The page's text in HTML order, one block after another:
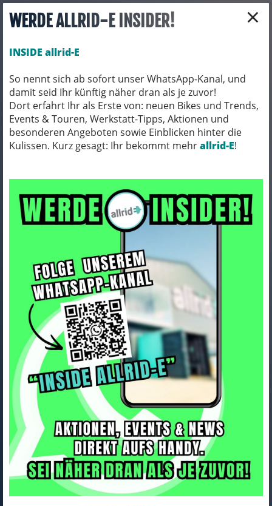
×
WERDE ALLRID-E INSIDER!
INSIDE allrid-E
So nennt sich ab sofort unser WhatsApp-Kanal, und
damit seid Ihr künftig näher dran als je zuvor!
Dort erfahrt Ihr als Erste von: neuen Bikes und Trends,
Events & Touren, Werkstatt-Tipps, Aktionen und
besonderen Angeboten sowie Einblicken hinter die
Kulissen. Kurz gesagt: Ihr bekommt mehrallrid-E!
Toggle navigation
FAHRRADZUBEHÖR PACKTASCHEN / ORTLIEB
ORTLIEB Commuter Insert grey
M